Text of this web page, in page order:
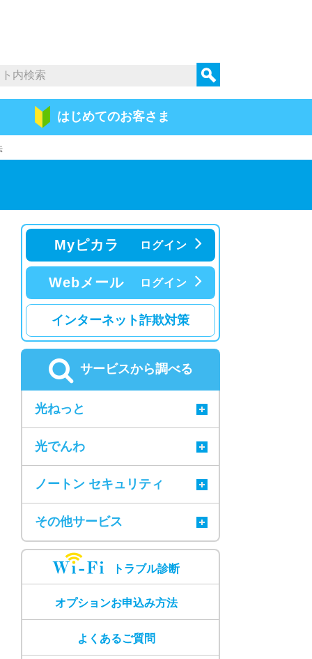
はじめてのお客さま
Myピカラ ログイン
Webメール ログイン
インターネット詐欺対策
サービスから調べる
光ねっと
光でんわ
ノートン セキュリティ
その他サービス
トラブル診断
オプションお申込み方法
よくあるご質問